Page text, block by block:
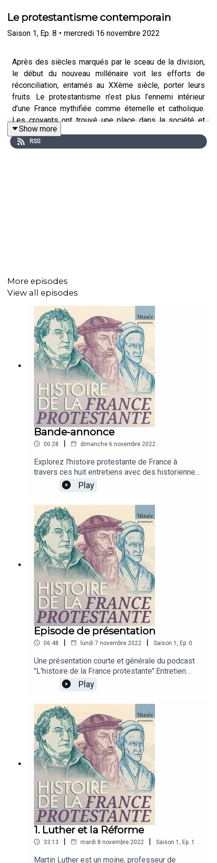
Le protestantisme contemporain
Saison 1, Ep. 8 • mercredi 16 novembre 2022
Après des siècles marqués par le sceau de la division,
le début du nouveau millénaire voit les efforts de
réconciliation, entamés au XXème siècle, porter leurs
fruits. Le protestantisme n’est plus l’ennemi intérieur
d’une France mythifiée comme éternelle et catholique.
Les croyants ont trouvé une place dans la société et
même au sein de la chrétienté grâce au développement
de la démarche œcuménique de dialogues entre les
Voix : Agathe Lacroix
Pour plus de podcasts Regards Protestants, visitez :
https://regardsprotestants.com/podcast
Retrouvez le podcast sur instagram :
https://www.instagram.com/regardsprotestants_podcast/
Abonnez-vous à la newsletter 'La reco podcast de
Inscrivez-vous ici!
Et découvrez tous nos podcasts compilés en une seule
playlist ici 👉 Tout Regards protestants podcasts
Show more
RSS
More episodes
View all episodes
Bande-annonce
00:28 | dimanche 6 novembre 2022
Explorez l'histoire protestante de France à
travers ces huit entretiens avec des historiennes
et des historiens. De Martin Luther à Jean Calvin,
de la Saint Barthélémy au Concordat, du Refuge à
siècles d'histoire de France. Un podcast proposé
par Regards protestant et par le Musée
protestant.Réalisation : Tudi CrequerHabillage et
mixage : Alexandre Lechaux
Play
Episode de présentation
06:48 | lundi 7 novembre 2022 | Saison 1 Ep. 0
Une présentation courte et générale du podcast
"L'histoire de la France protestante".Entretien
avec Martine Grenier, responsable du musée
protestantRéalisation : Tudi CrequerHabillage et
Play
1. Luther et la Réforme
33:13 | mardi 8 novembre 2022 | Saison 1 Ep. 1
Martin Luther est un moine, professeur de